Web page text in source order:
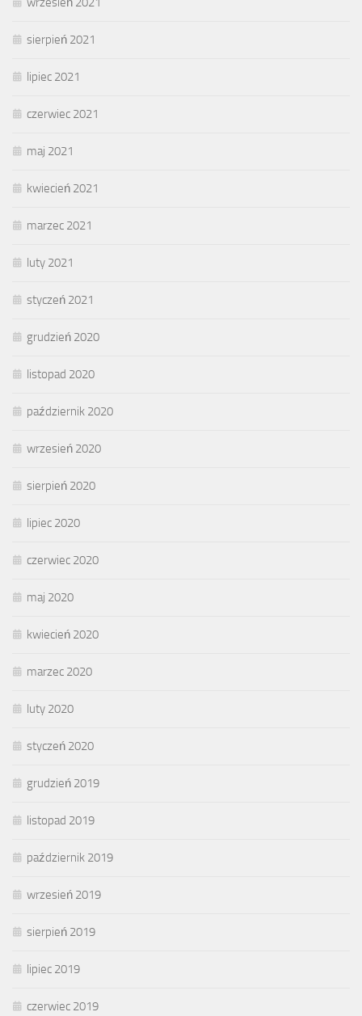
sierpień 2021
lipiec 2021
czerwiec 2021
maj 2021
kwiecień 2021
marzec 2021
luty 2021
styczeń 2021
grudzień 2020
listopad 2020
październik 2020
wrzesień 2020
sierpień 2020
lipiec 2020
czerwiec 2020
maj 2020
kwiecień 2020
marzec 2020
luty 2020
styczeń 2020
grudzień 2019
listopad 2019
październik 2019
wrzesień 2019
sierpień 2019
lipiec 2019
czerwiec 2019